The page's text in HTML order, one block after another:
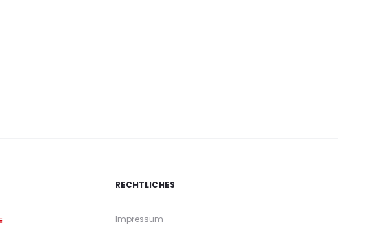
RECHTLICHES
Impressum